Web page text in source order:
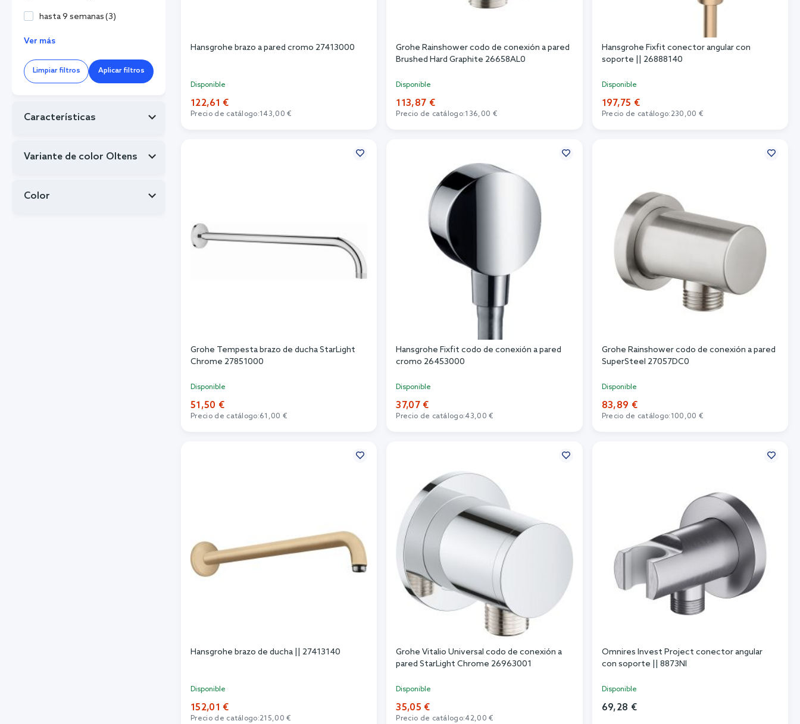
Hansgrohe brazo a pared cromo 27413000
Disponible
122,61 €
Precio de catálogo:143,00 €
Grohe Rainshower codo de conexión a pared
Brushed Hard Graphite 26658AL0
Disponible
113,87 €
Precio de catálogo:136,00 €
Hansgrohe Fixfit conector angular con
soporte || 26888140
Disponible
197,75 €
Precio de catálogo: 230,00 €
Grohe Tempesta brazo de ducha StarLight
Chrome 27851000
Disponible
51,50 €
Precio de catálogo:61,00 €
Hansgrohe Fixfit codo de conexión a pared
cromo 26453000
Disponible
37,07 €
Precio de catálogo:43,00 €
Grohe Rainshower codo de conexión a pared
SuperSteel 27057DC0
Disponible
83,89 €
Precio de catálogo: 100,00 €
Hansgrohe brazo de ducha || 27413140
Disponible
152,01 €
Precio de catálogo:215,00 €
Grohe Vitalio Universal codo de conexión a
pared StarLight Chrome 26963001
Disponible
35,05 €
Precio de catálogo:42,00 €
Omnires Invest Project conector angular
con soporte || 8873NI
Disponible
69,28 €
hasta 9 semanas(3)
Ver más
Limpiar filtros Aplicar filtros
Características
Variante de color Oltens
Color